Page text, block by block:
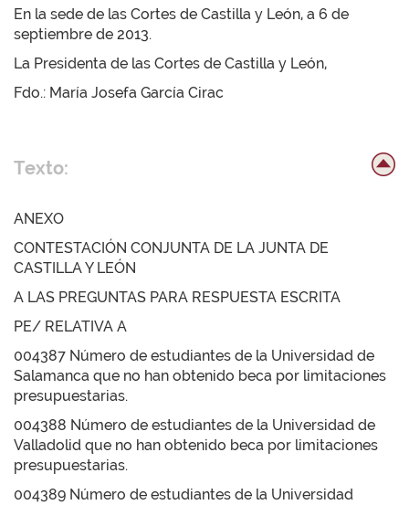
En la sede de las Cortes de Castilla y León, a 6 de
septiembre de 2013.
La Presidenta de las Cortes de Castilla y León,
Fdo.: María Josefa García Cirac
Texto:
ANEXO
CONTESTACIÓN CONJUNTA DE LA JUNTA DE
CASTILLA Y LEÓN
A LAS PREGUNTAS PARA RESPUESTA ESCRITA
PE/ RELATIVA A
004387 Número de estudiantes de la Universidad de
Salamanca que no han obtenido beca por limitaciones
presupuestarias.
004388 Número de estudiantes de la Universidad de
Valladolid que no han obtenido beca por limitaciones
presupuestarias.
004389 Número de estudiantes de la Universidad